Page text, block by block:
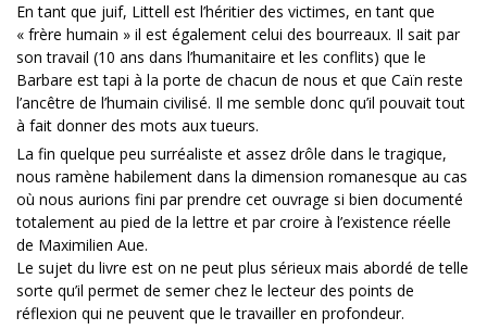
En tant que juif, Littell est l’héritier des victimes, en tant que
« frère humain » il est également celui des bourreaux. Il sait par
son travail (10 ans dans l’humanitaire et les conflits) que le
Barbare est tapi à la porte de chacun de nous et que Caïn reste
l’ancêtre de l’humain civilisé. Il me semble donc qu’il pouvait tout
à fait donner des mots aux tueurs.
La fin quelque peu surréaliste et assez drôle dans le tragique,
nous ramène habilement dans la dimension romanesque au cas
où nous aurions fini par prendre cet ouvrage si bien documenté
totalement au pied de la lettre et par croire à l’existence réelle
de Maximilien Aue.
Le sujet du livre est on ne peut plus sérieux mais abordé de telle
sorte qu’il permet de semer chez le lecteur des points de
réflexion qui ne peuvent que le travailler en profondeur.